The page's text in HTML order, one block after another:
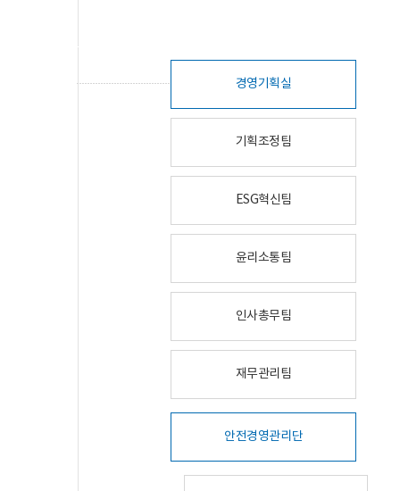
경영기획실
기획조정팀
ESG혁신팀
윤리소통팀
인사총무팀
재무관리팀
안전경영관리단